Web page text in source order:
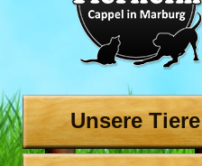
Unsere Tiere